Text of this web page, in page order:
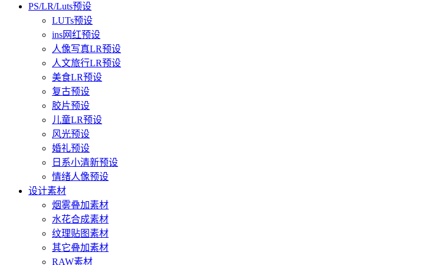
PS/LR/Luts预设
LUTs预设
ins网红预设
人像写真LR预设
人文旅行LR预设
美食LR预设
复古预设
胶片预设
儿童LR预设
风光预设
婚礼预设
日系小清新预设
情绪人像预设
设计素材
烟雾叠加素材
水花合成素材
纹理贴图素材
其它叠加素材
RAW素材